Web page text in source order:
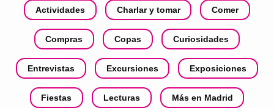
Actividades Charlar y tomar Comer
Compras Copas Curiosidades
Entrevistas Excursiones Exposiciones
Fiestas Lecturas Más en Madrid